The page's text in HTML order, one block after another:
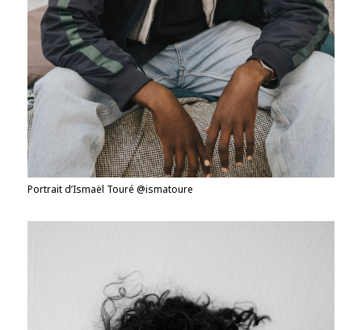
Portrait d’Ismaël Touré @ismatoure